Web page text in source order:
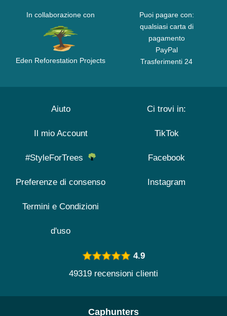
In collaborazione con
Eden Reforestation Projects
Puoi pagare con:
qualsiasi carta di
pagamento
PayPal
Trasferimenti 24
Aiuto
Il mio Account
#StyleForTrees
Preferenze di consenso
Termini e Condizioni
d'uso
Ci trovi in:
TikTok
Facebook
Instagram
4.9
49319 recensioni clienti
Caphunters